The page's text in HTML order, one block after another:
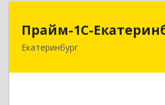
Прайм-1С-
Екатеринбург
Прайм-1С-
620142, Свердловская обл,